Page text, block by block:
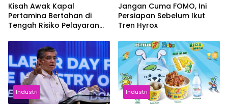
Kisah Awak Kapal
Pertamina Bertahan di
Tengah Risiko Pelayaran
Jangan Cuma FOMO, Ini
Persiapan Sebelum Ikut
Tren Hyrox
Industri Industri